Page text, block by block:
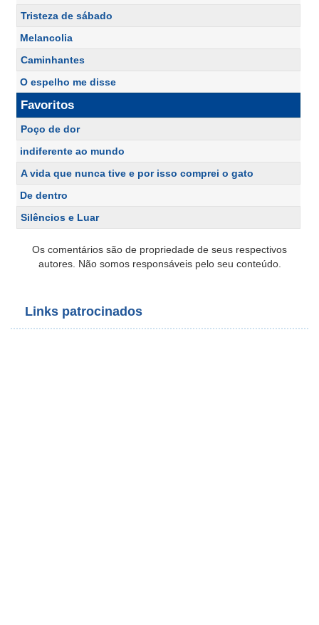
Tristeza de sábado
Melancolia
Caminhantes
O espelho me disse
Favoritos
Poço de dor
indiferente ao mundo
A vida que nunca tive e por isso comprei o gato
De dentro
Silêncios e Luar
Os comentários são de propriedade de seus respectivos
autores. Não somos responsáveis pelo seu conteúdo.
Links patrocinados